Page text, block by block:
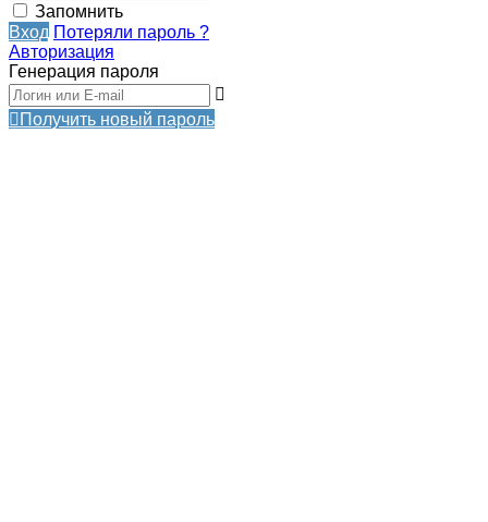
Запомнить
Вход Потеряли пароль ?
Авторизация
Генерация пароля
Получить новый пароль